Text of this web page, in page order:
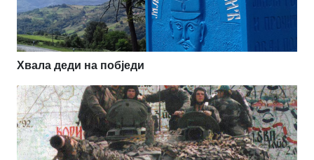
Хвала деди на побједи